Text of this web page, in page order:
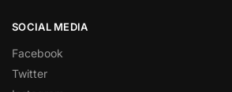
SOCIAL MEDIA
Facebook
Twitter